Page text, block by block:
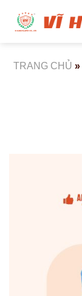
TRANG CHỦ »